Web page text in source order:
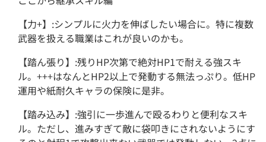
【力+】:シンプルに火力を伸ばしたい場合に。特に複数
武器を扱える職業はこれが良いのかも。
【踏ん張り】:残りHP次第で絶対HP1で耐える強スキ
ル。+++はなんとHP2以上で発動する無法っぷり。低HP
運用や紙耐久キャラの保険に是非。
【踏み込み】:強引に一歩進んで殴るわりと便利なスキ
ル。ただし、進みすぎて敵に袋叩きにされないようにす